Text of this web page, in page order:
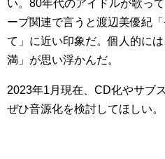
い。80年代のアイドルが歌っ
ープ関連で言うと渡辺美優紀
て」に近い印象だ。個人的に
満」が思い浮かんだ。
2023年1月現在、CD化やサブ
ぜひ音源化を検討してほしい。